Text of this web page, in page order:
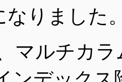
なりました
マルチカ